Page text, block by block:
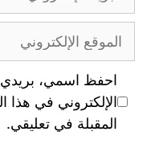
احفظ اسمي، بريدي
الإلكتروني في هذا
المقبلة في تعليقي.